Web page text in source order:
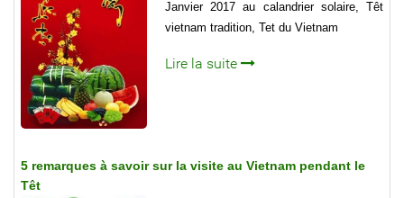
Janvier 2017 au calandrier solaire, Têt
vietnam tradition, Tet du Vietnam
Lire la suite
5 remarques à savoir sur la visite au Vietnam pendant le
Têt